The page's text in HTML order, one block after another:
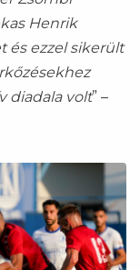
Henrik
és ezzel sikerült
diadala volt” –